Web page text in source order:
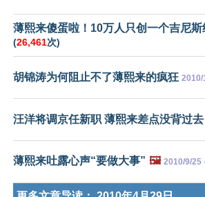
薄熙来傻蛋啦！10万人只创一个吉尼斯
(26,461次)
胡锦涛为何阻止不了薄熙来的疯狂 2010/
汪洋将调京任新职 薄熙来差点没背过去
薄熙来吐露心声“要做大事” 🖼️ 2010/9/25